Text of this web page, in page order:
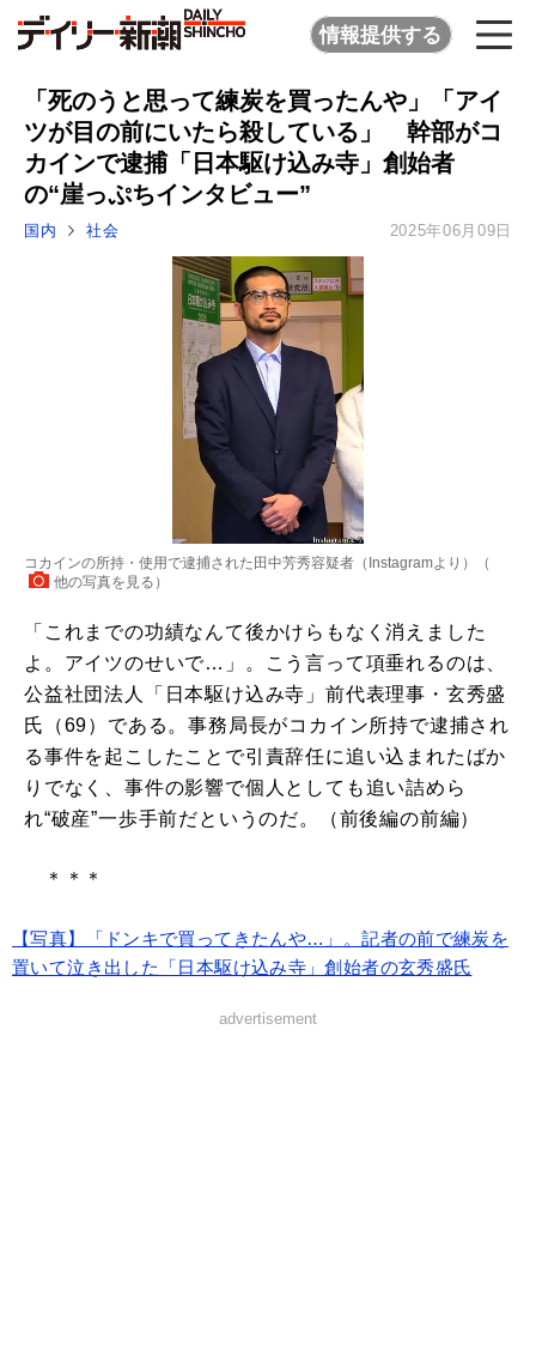
情報提供する
「死のうと思って練炭を買ったんや」「アイ
ツが目の前にいたら殺している」 幹部がコ
カインで逮捕「日本駆け込み寺」創始者
の“崖っぷちインタビュー”
国内 社会 2025年06月09日
コカインの所持・使用で逮捕された田中芳秀容疑者（Instagramより）（
他の写真を見る ）
「これまでの功績なんて後かけらもなく消えました
よ。アイツのせいで…」。こう言って項垂れるのは、
公益社団法人「日本駆け込み寺」前代表理事・玄秀盛
氏（69）である。事務局長がコカイン所持で逮捕され
る事件を起こしたことで引責辞任に追い込まれたばか
りでなく、事件の影響で個人としても追い詰めら
れ“破産”一歩手前だというのだ。（前後編の前編）
＊＊＊
【写真】「ドンキで買ってきたんや…」。記者の前で練炭を
置いて泣き出した「日本駆け込み寺」創始者の玄秀盛氏
advertisement